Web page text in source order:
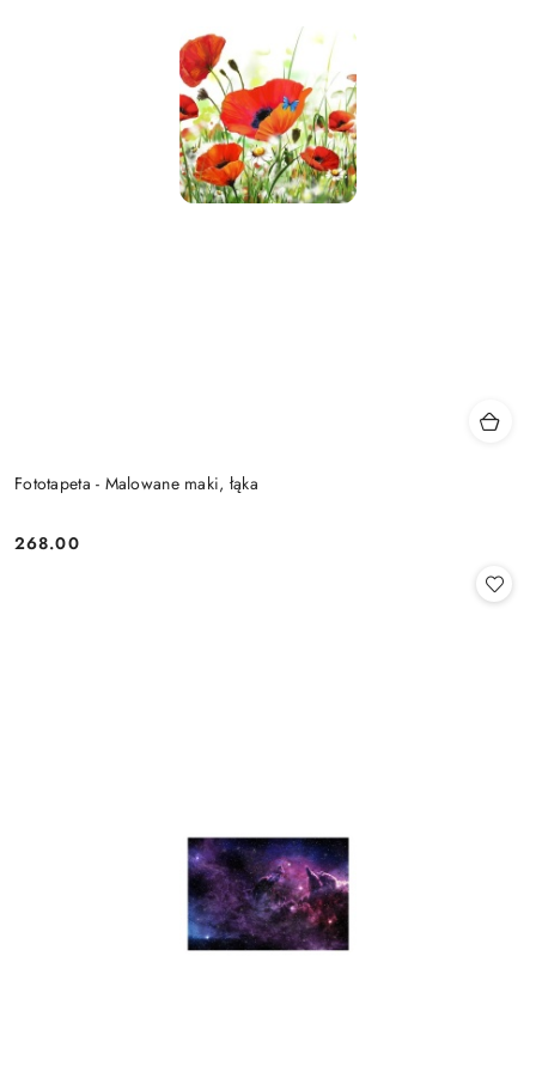
Fototapeta - Malowane maki, łąka
Cena:
268.00